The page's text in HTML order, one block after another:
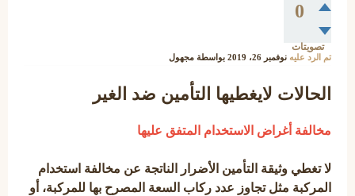
0
تصويتات
تم الرد عليه نوفمبر 26، 2019 بواسطة مجهول
الحالات لايغطيها التأمين ضد الغير
مخالفة أغراض الاستخدام المتفق عليها
لا تغطي وثيقة التأمين الأضرار الناتجة عن مخالفة استخدام
المركبة مثل تجاوز عدد ركاب السعة المصرح بها للمركبة، أو